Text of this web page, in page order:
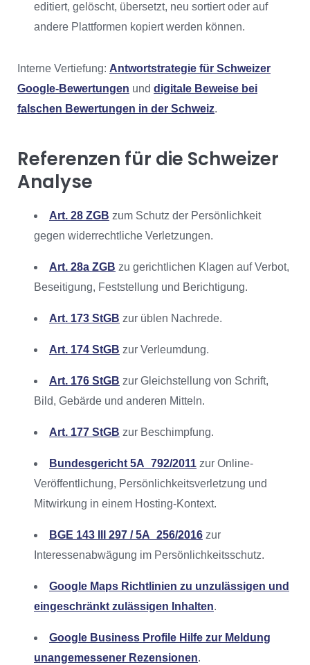
editiert, gelöscht, übersetzt, neu sortiert oder auf
andere Plattformen kopiert werden können.
Interne Vertiefung: Antwortstrategie für Schweizer
Google-Bewertungen und digitale Beweise bei
falschen Bewertungen in der Schweiz.
Referenzen für die Schweizer
Analyse
Art. 28 ZGB zum Schutz der Persönlichkeit
gegen widerrechtliche Verletzungen.
Art. 28a ZGB zu gerichtlichen Klagen auf Verbot,
Beseitigung, Feststellung und Berichtigung.
Art. 173 StGB zur üblen Nachrede.
Art. 174 StGB zur Verleumdung.
Art. 176 StGB zur Gleichstellung von Schrift,
Bild, Gebärde und anderen Mitteln.
Art. 177 StGB zur Beschimpfung.
Bundesgericht 5A_792/2011 zur Online-
Veröffentlichung, Persönlichkeitsverletzung und
Mitwirkung in einem Hosting-Kontext.
BGE 143 III 297 / 5A_256/2016 zur
Interessenabwägung im Persönlichkeitsschutz.
Google Maps Richtlinien zu unzulässigen und
eingeschränkt zulässigen Inhalten.
Google Business Profile Hilfe zur Meldung
unangemessener Rezensionen.